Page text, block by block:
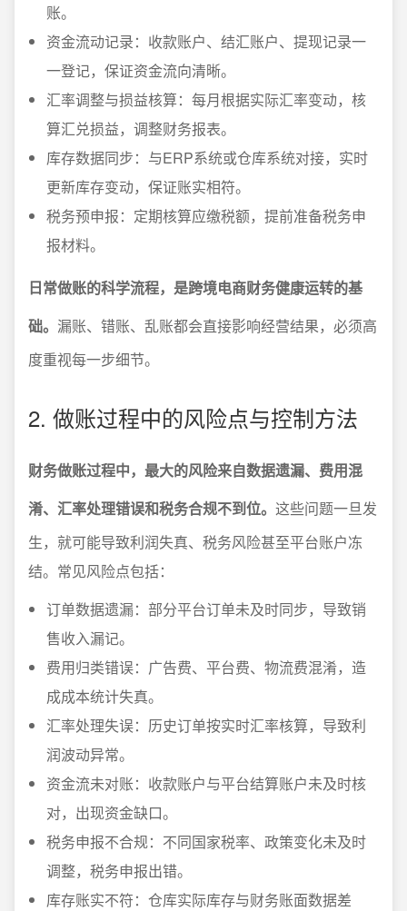
账。
资金流动记录：收款账户、结汇账户、提现记录一
一登记，保证资金流向清晰。
汇率调整与损益核算：每月根据实际汇率变动，核
算汇兑损益，调整财务报表。
库存数据同步：与ERP系统或仓库系统对接，实时
更新库存变动，保证账实相符。
税务预申报：定期核算应缴税额，提前准备税务申
报材料。
日常做账的科学流程，是跨境电商财务健康运转的基
础。 漏账、错账、乱账都会直接影响经营结果，必须高
度重视每一步细节。
2. 做账过程中的风险点与控制方法
财务做账过程中，最大的风险来自数据遗漏、费用混
淆、汇率处理错误和税务合规不到位。 这些问题一旦发
生，就可能导致利润失真、税务风险甚至平台账户冻
结。常见风险点包括：
订单数据遗漏：部分平台订单未及时同步，导致销
售收入漏记。
费用归类错误：广告费、平台费、物流费混淆，造
成成本统计失真。
汇率处理失误：历史订单按实时汇率核算，导致利
润波动异常。
资金流未对账：收款账户与平台结算账户未及时核
对，出现资金缺口。
税务申报不合规：不同国家税率、政策变化未及时
调整，税务申报出错。
库存账实不符：仓库实际库存与财务账面数据差